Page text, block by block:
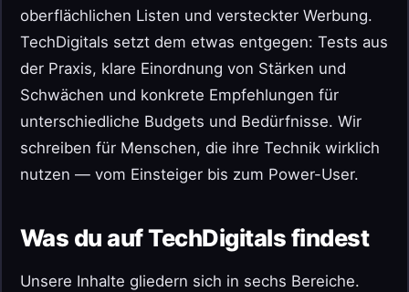
oberflächlichen Listen und versteckter Werbung.
TechDigitals setzt dem etwas entgegen: Tests aus
der Praxis, klare Einordnung von Stärken und
Schwächen und konkrete Empfehlungen für
unterschiedliche Budgets und Bedürfnisse. Wir
schreiben für Menschen, die ihre Technik wirklich
nutzen — vom Einsteiger bis zum Power-User.
Was du auf TechDigitals findest
Unsere Inhalte gliedern sich in sechs Bereiche.